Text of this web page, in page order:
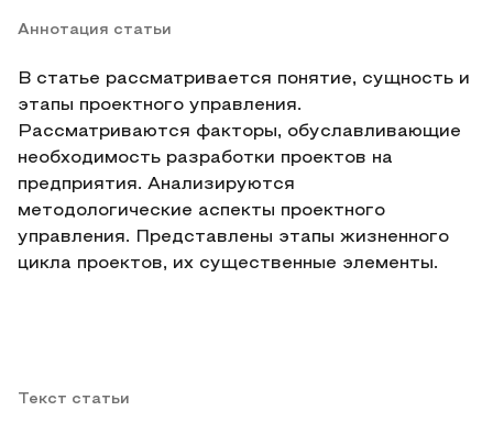
Аннотация статьи
В статье рассматривается понятие, сущность и
этапы проектного управления.
Рассматриваются факторы, обуславливающие
необходимость разработки проектов на
предприятия. Анализируются
методологические аспекты проектного
управления. Представлены этапы жизненного
цикла проектов, их существенные элементы.
Текст статьи